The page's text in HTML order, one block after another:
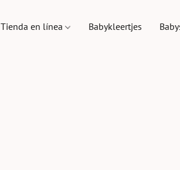
Tienda en línea Babykleertjes